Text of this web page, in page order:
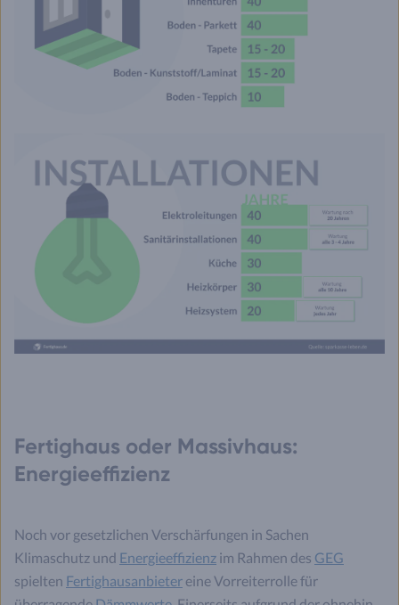
Fertighaus oder Massivhaus:
Energieeffizienz
Noch vor gesetzlichen Verschärfungen in Sachen
Klimaschutz und Energieeffizienz im Rahmen des GEG
spielten Fertighausanbieter eine Vorreiterrolle für